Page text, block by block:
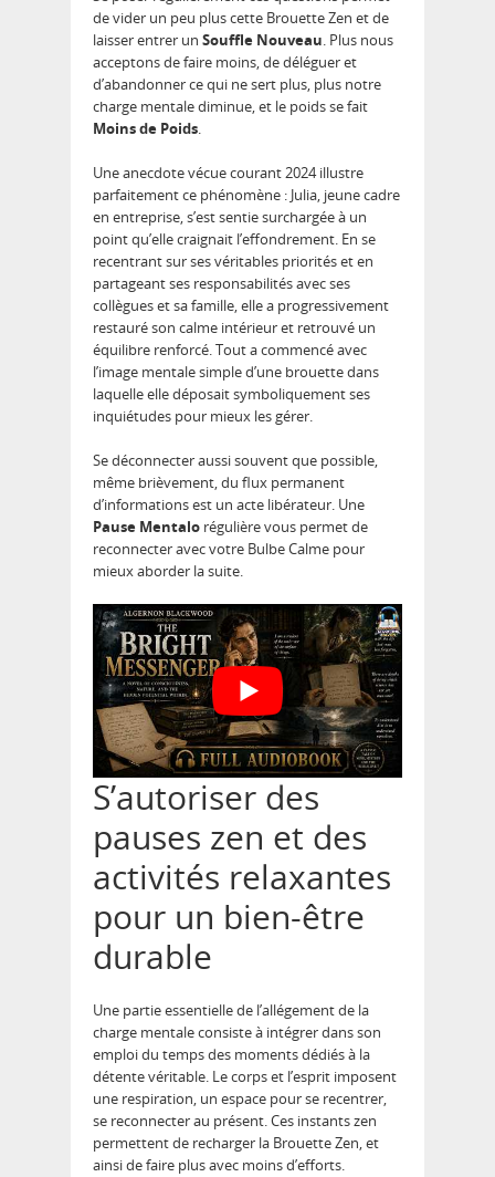
de vider un peu plus cette Brouette Zen et de
laisser entrer un Souffle Nouveau. Plus nous
acceptons de faire moins, de déléguer et
d’abandonner ce qui ne sert plus, plus notre
charge mentale diminue, et le poids se fait
Moins de Poids.
Une anecdote vécue courant 2024 illustre
parfaitement ce phénomène : Julia, jeune cadre
en entreprise, s’est sentie surchargée à un
point qu’elle craignait l’effondrement. En se
recentrant sur ses véritables priorités et en
partageant ses responsabilités avec ses
collègues et sa famille, elle a progressivement
restauré son calme intérieur et retrouvé un
équilibre renforcé. Tout a commencé avec
l’image mentale simple d’une brouette dans
laquelle elle déposait symboliquement ses
inquiétudes pour mieux les gérer.
Se déconnecter aussi souvent que possible,
même brièvement, du flux permanent
d’informations est un acte libérateur. Une
Pause Mentalo régulière vous permet de
reconnecter avec votre Bulbe Calme pour
mieux aborder la suite.
S’autoriser des
pauses zen et des
activités relaxantes
pour un bien-être
durable
Une partie essentielle de l’allégement de la
charge mentale consiste à intégrer dans son
emploi du temps des moments dédiés à la
détente véritable. Le corps et l’esprit imposent
une respiration, un espace pour se recentrer,
se reconnecter au présent. Ces instants zen
permettent de recharger la Brouette Zen, et
ainsi de faire plus avec moins d’efforts.